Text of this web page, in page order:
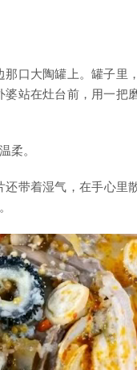
口大陶罐上。罐子里
站在灶台前，用一把
柔。
还带着湿气，在手心